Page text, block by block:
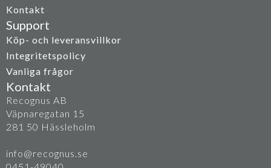
Kontakt
Support
Köp- och leveransvillkor
Integritetspolicy
Vanliga frågor
Kontakt
Recognus AB
Väpnaregatan 15
281 50 Hässleholm
info@recognus.se